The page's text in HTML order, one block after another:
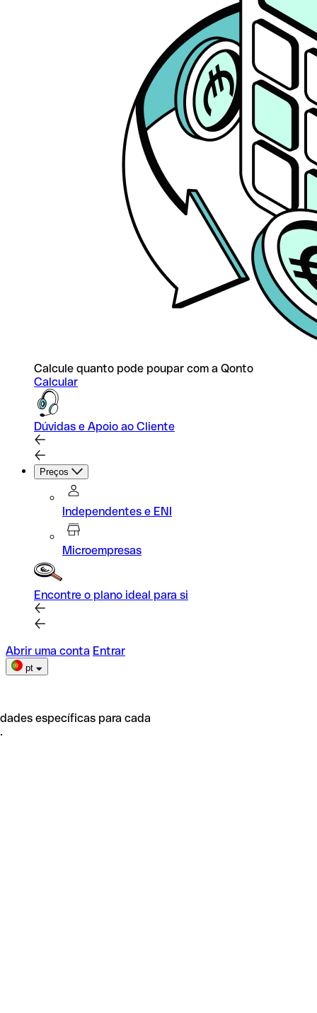
Calcule quanto pode poupar com a Qonto
Calcular
Dúvidas e Apoio ao Cliente
Preços
Independentes e ENI
Microempresas
Encontre o plano ideal para si
Abrir uma conta Entrar
pt
específicas para cada